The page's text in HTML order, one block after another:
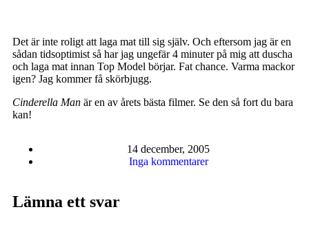
Det är inte roligt att laga mat till sig själv. Och eftersom jag är en
sådan tidsoptimist så har jag ungefär 4 minuter på mig att duscha
och laga mat innan Top Model börjar. Fat chance. Varma mackor
igen? Jag kommer få skörbjugg.
Cinderella Man är en av årets bästa filmer. Se den så fort du bara
kan!
14 december, 2005
Inga kommentarer
Lämna ett svar